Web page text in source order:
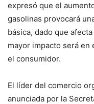
expresó que el
gasolinas provocará
básica, dado que
mayor impacto será
el consumidor.
El líder del comercio
anunciada por la